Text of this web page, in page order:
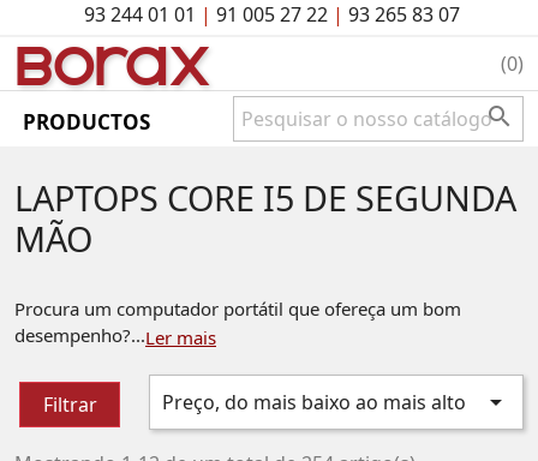
93 244 01 01 | 91 005 27 22| 93 265 83 07
BOrAx (0)
PRODUCTOS 
LAPTOPS CORE I5 DE SEGUNDA
MÃO
Procura um computador portátil que ofereça um bom
desempenho?...Ler mais
Filtrar Preço, do mais baixo ao mais alto 